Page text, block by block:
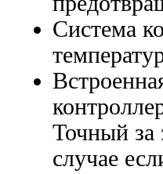
Система
Точный
случае